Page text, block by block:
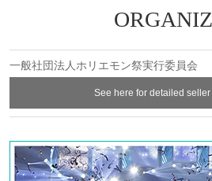
一般社団法人ホリエモン祭実行委員会
See here for detailed